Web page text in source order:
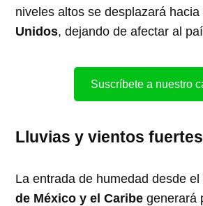
niveles altos se desplazará hacia
Unidos, dejando de afectar al
Suscríbete a nuestro
Lluvias y vientos fuertes
La entrada de humedad desde el
de México y el Caribe generará